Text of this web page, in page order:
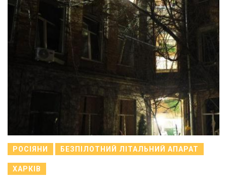
РОСІЯНИ БЕЗПІЛОТНИЙ ЛІТАЛЬНИЙ АПАРАТ
ХАРКІВ